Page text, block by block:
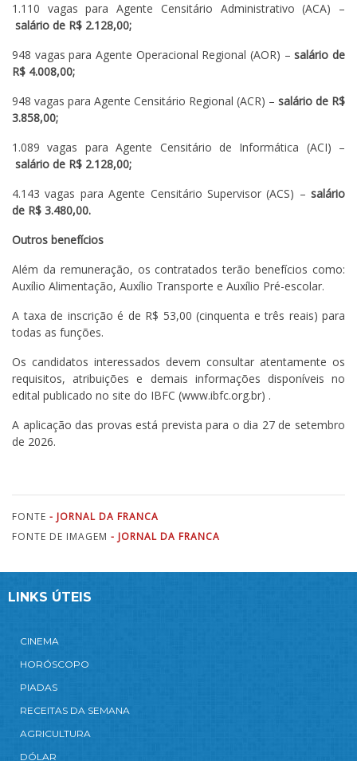
1.110 vagas para Agente Censitário Administrativo (ACA) –
salário de R$ 2.128,00;
948 vagas para Agente Operacional Regional (AOR) –salário de
R$ 4.008,00;
948 vagas para Agente Censitário Regional (ACR) – salário de R$
3.858,00;
1.089 vagas para Agente Censitário de Informática (ACI) –
salário de R$ 2.128,00;
4.143 vagas para Agente Censitário Supervisor (ACS) – salário
de R$ 3.480,00.
Outros benefícios
Além da remuneração, os contratados terão benefícios como:
Auxílio Alimentação, Auxílio Transporte e Auxílio Pré-escolar.
A taxa de inscrição é de R$ 53,00 (cinquenta e três reais) para
todas as funções.
Os candidatos interessados devem consultar atentamente os
requisitos, atribuições e demais informações disponíveis no
edital publicado no site do IBFC (www.ibfc.org.br) .
A aplicação das provas está prevista para o dia 27 de setembro
de 2026.
FONTE - JORNAL DA FRANCA
FONTE DE IMAGEM - JORNAL DA FRANCA
LINKS ÚTEIS
CINEMA
HORÓSCOPO
PIADAS
RECEITAS DA SEMANA
AGRICULTURA
DÓLAR